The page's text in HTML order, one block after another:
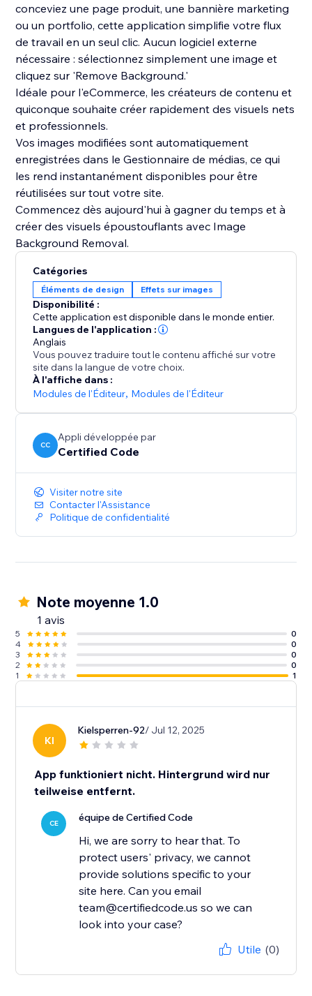
conceviez une page produit, une bannière marketing
ou un portfolio, cette application simplifie votre flux
de travail en un seul clic. Aucun logiciel externe
nécessaire : sélectionnez simplement une image et
cliquez sur 'Remove Background.'
Idéale pour l'eCommerce, les créateurs de contenu et
quiconque souhaite créer rapidement des visuels nets
et professionnels.
Vos images modifiées sont automatiquement
enregistrées dans le Gestionnaire de médias, ce qui
les rend instantanément disponibles pour être
réutilisées sur tout votre site.
Commencez dès aujourd'hui à gagner du temps et à
créer des visuels époustouflants avec Image
Background Removal.
Catégories
Éléments de design Effets sur images
Disponibilité :
Cette application est disponible dans le monde entier.
Langues de l'application :
Anglais
Vous pouvez traduire tout le contenu affiché sur votre
site dans la langue de votre choix.
À l'affiche dans :
Modules de l'Éditeur, Modules de l'Éditeur
CC
Appli développée par
Certified Code
Visiter notre site
Contacter l'Assistance
Politique de confidentialité
Note moyenne 1.0
1 avis
5
0
4
0
3
0
2
0
1
1
KI
Kielsperren-92/ Jul 12, 2025
App funktioniert nicht. Hintergrund wird nur
teilweise entfernt.
CE équipe de Certified Code
Hi, we are sorry to hear that. To
protect users' privacy, we cannot
provide solutions specific to your
site here. Can you email
team@certifiedcode.us so we can
look into your case?
Utile (0)